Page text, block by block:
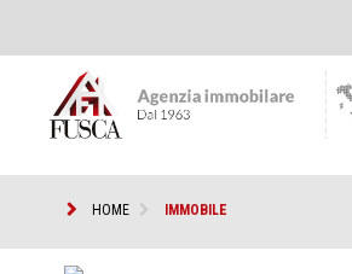
HOME IMMOBILE